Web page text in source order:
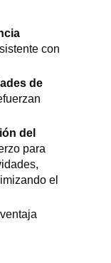
con
de
del
para
el